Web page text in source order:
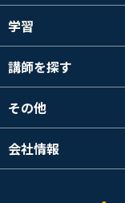
学習
講師を探す
その他
会社情報